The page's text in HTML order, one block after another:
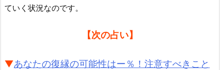
ていく状況なのです。
【次の占い】
▼あなたの復縁の可能性はー％！注意すべきこと